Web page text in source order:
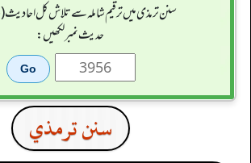
سنن ترمذی میں ترقیم شاملہ سے تلاش کل احادیث (3956)
حدیث نمبر لکھیں:
سنن ترمذي